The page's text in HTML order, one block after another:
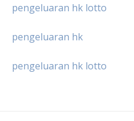
pengeluaran hk lotto
pengeluaran hk
pengeluaran hk lotto